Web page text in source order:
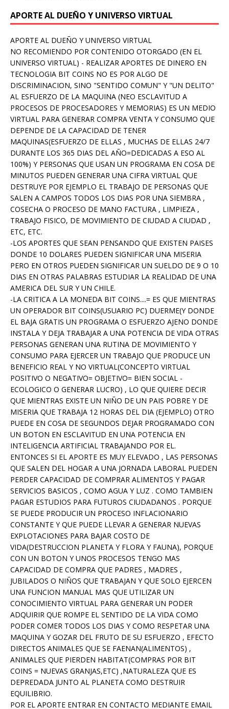
APORTE AL DUEÑO Y UNIVERSO VIRTUAL
APORTE AL DUEÑO Y UNIVERSO VIRTUAL
NO RECOMIENDO POR CONTENIDO OTORGADO (EN EL
UNIVERSO VIRTUAL) - REALIZAR APORTES DE DINERO EN
TECNOLOGIA BIT COINS NO ES POR ALGO DE
DISCRIMINACION, SINO "SENTIDO COMUN" Y "UN DELITO"
AL ESFUERZO DE LA MAQUINA (NEO ESCLAVITUD A
PROCESOS DE PROCESADORES Y MEMORIAS) ES UN MEDIO
VIRTUAL PARA GENERAR COMPRA VENTA Y CONSUMO QUE
DEPENDE DE LA CAPACIDAD DE TENER
MAQUINAS(ESFUERZO DE ELLAS , MUCHAS DE ELLAS 24/7
DURANTE LOS 365 DIAS DEL AÑO=DEDICADAS A ESO AL
100%) Y PERSONAS QUE USAN UN PROGRAMA EN COSA DE
MINUTOS PUEDEN GENERAR UNA CIFRA VIRTUAL QUE
DESTRUYE POR EJEMPLO EL TRABAJO DE PERSONAS QUE
SALEN A CAMPOS TODOS LOS DIAS POR UNA SIEMBRA ,
COSECHA O PROCESO DE MANO FACTURA , LIMPIEZA ,
TRABAJO FISICO, DE MOVIMIENTO DE CIUDAD A CIUDAD ,
ETC, ETC.
-LOS APORTES QUE SEAN PENSANDO QUE EXISTEN PAISES
DONDE 10 DOLARES PUEDEN SIGNIFICAR UNA MISERIA
PERO EN OTROS PUEDEN SIGNIFICAR UN SUELDO DE 9 O 10
DIAS EN OTRAS PALABRAS ESTUDIAR LA REALIDAD DE UNA
AMERICA DEL SUR Y UN CHILE.
-LA CRITICA A LA MONEDA BIT COINS....= ES QUE MIENTRAS
UN OPERADOR BIT COINS(USUARIO PC) DUERME(Y DONDE
EL BAJA GRATIS UN PROGRAMA O ESFUERZO AJENO DONDE
INSTALA Y DEJA TRABAJAR A UNA POTENCIA DE VIDA OTRAS
PERSONAS GENERAN UNA RUTINA DE MOVIMIENTO Y
CONSUMO PARA EJERCER UN TRABAJO QUE PRODUCE UN
BENEFICIO REAL Y NO VIRTUAL(CONCEPTO VIRTUAL
POSITIVO O NEGATIVO= OBJETIVO= BIEN SOCIAL -
ECOLOGICO O GENERAR LUCRO) , LO QUE QUIERE DECIR
QUE MIENTRAS EXISTE UN NIÑO DE UN PAIS POBRE Y DE
MISERIA QUE TRABAJA 12 HORAS DEL DIA (EJEMPLO) OTRO
PUEDE EN COSA DE SEGUNDOS DEJAR PROGRAMADO CON
UN BOTON EN ESCLAVITUD EN UNA POTENCIA EN
INTELIGENCIA ARTIFICIAL TRABAJANDO POR EL.
ENTONCES SI EL APORTE ES MUY ELEVADO , LAS PERSONAS
QUE SALEN DEL HOGAR A UNA JORNADA LABORAL PUEDEN
PERDER CAPACIDAD DE COMPRAR ALIMENTOS Y PAGAR
SERVICIOS BASICOS , COMO AGUA Y LUZ . COMO TAMBIEN
PAGAR ESTUDIOS PARA FUTUROS CIUDADANOS . PORQUE
SE PUEDE PRODUCIR UN PROCESO INFLACIONARIO
CONSTANTE Y QUE PUEDE LLEVAR A GENERAR NUEVAS
EXPLOTACIONES PARA BAJAR COSTO DE
VIDA(DESTRUCCION PLANETA Y FLORA Y FAUNA), PORQUE
CON UN BOTON Y UNOS PROCESOS TENGO MAS
CAPACIDAD DE COMPRA QUE PADRES , MADRES ,
JUBILADOS O NIÑOS QUE TRABAJAN Y QUE SOLO EJERCEN
UNA FUNCION MANUAL MAS QUE UTILIZAR UN
CONOCIMIENTO VIRTUAL PARA GENERAR UN PODER
ADQUIRIR QUE ROMPE EL SENTIDO DE LA VIDA COMO
PODER COMER TODOS LOS DIAS Y COMO RESPETAR UNA
MAQUINA Y GOZAR DEL FRUTO DE SU ESFUERZO , EFECTO
DIRECTOS ANIMALES QUE SE FAENAN(ALIMENTOS) ,
ANIMALES QUE PIERDEN HABITAT(COMPRAS POR BIT
COINS = NUEVAS GRANJAS,ETC) ,NATURALEZA QUE ES
DEPREDADA JUNTO AL PLANETA COMO DESTRUIR
EQUILIBRIO.
POR EL APORTE ENTRAR EN CONTACTO MEDIANTE EMAIL